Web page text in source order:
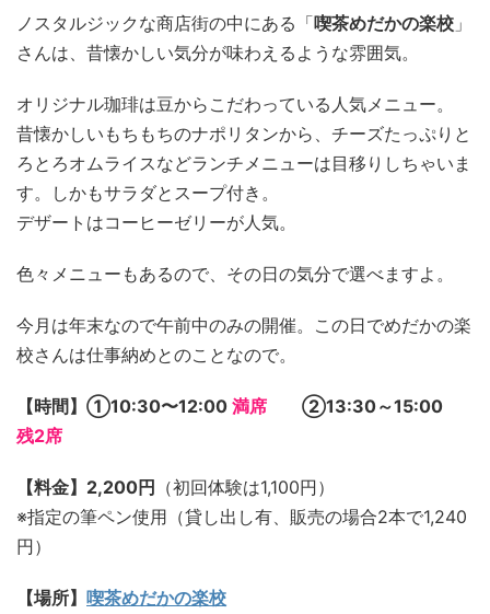
ノスタルジックな商店街の中にある「喫茶めだかの楽校 」
さんは、昔懐かしい気分が味わえるような雰囲気。
オリジナル珈琲は豆からこだわっている人気メニュー。
昔懐かしいもちもちのナポリタンから、チーズたっぷりと
ろとろオムライスなどランチメニューは目移りしちゃいま
す。しかもサラダとスープ付き。
デザートはコーヒーゼリーが人気。
色々メニューもあるので、その日の気分で選べますよ。
今月は年末なので午前中のみの開催。この日でめだかの楽
校さんは仕事納めとのことなので。
【時間】①10:30〜12:00 満席 ②13:30～15:00
残2席
【料金】2,200円 （初回体験は1,100円）
※指定の筆ペン使用（貸し出し有、販売の場合2本で1,240
円）
【場所】 喫茶めだかの楽校